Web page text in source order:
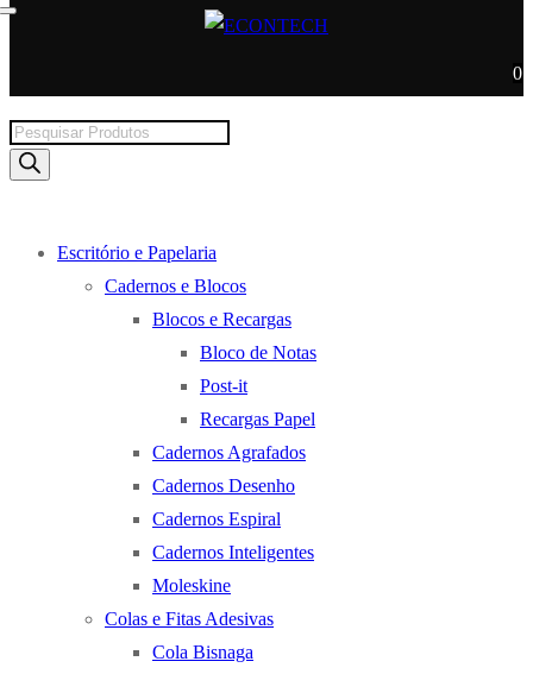
0
Products
search
Escritório e Papelaria
Cadernos e Blocos
Blocos e Recargas
Bloco de Notas
Post-it
Recargas Papel
Cadernos Agrafados
Cadernos Desenho
Cadernos Espiral
Cadernos Inteligentes
Moleskine
Colas e Fitas Adesivas
Cola Bisnaga